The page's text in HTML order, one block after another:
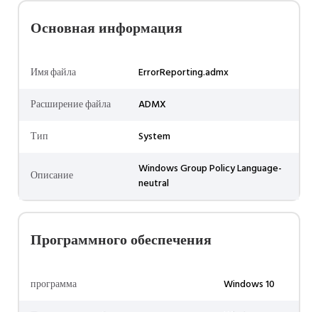
Основная информация
Имя файла
ErrorReporting.admx
Расширение файла
ADMX
Тип
System
Описание
Windows Group Policy Language-
neutral
Программного обеспечения
программа
Windows 10